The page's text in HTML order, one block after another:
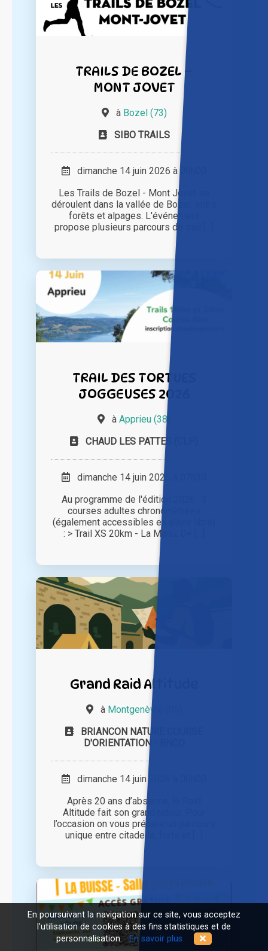
TRAILS DE BOZEL –
MONT JOVET
à Bozel (73)
SIBO TRAILS
dimanche 14 juin 2026 à 08h00
Les Trails de Bozel - Mont Jovet se
déroulent dans la vallée de Bozel, entre
forêts et alpages. L'événement
propose plusieurs parcours de trail [...]
TRAIL DES TORTUES
JOGGEUSES 2026
à Apprieu (38)
CHAUD LES PATTES (CLP)
dimanche 14 juin 2026 à 07h30
Au programme de l'édition 2026 : 3
courses adultes chronomètrées
(également accessibles en allure libre)
: > Trail XS 20km - La Manu, D+ [...]
Grand Raid Altitude
à Montgenèvre (05)
BRIANCON NATURE COURSE
D'ORIENTATION - BNCO
dimanche 14 juin 2026 à 00h00
Après 20 ans d’absence, le Raid
Altitude fait son grand retour. Pour
l’occasion on vous prépare un parcours
unique entre citadelle, forts et [...]
En poursuivant la navigation sur ce site, vous acceptez
l'utilisation de cookies à des fins statistiques et de
personnalisation. En savoir plus